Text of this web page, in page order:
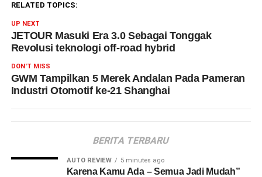
RELATED TOPICS:
UP NEXT
JETOUR Masuki Era 3.0 Sebagai Tonggak
Revolusi teknologi off-road hybrid
DON'T MISS
GWM Tampilkan 5 Merek Andalan Pada Pameran
Industri Otomotif ke-21 Shanghai
BERITA TERBARU
AUTO REVIEW 5 minutes ago
Karena Kamu Ada – Semua Jadi Mudah”